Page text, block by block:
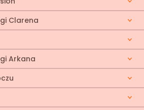
Clarena
Arkana